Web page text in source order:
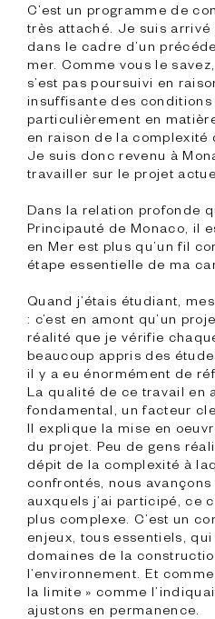
C’est un programme de
très attaché. Je suis arrivé
dans le cadre d’un
mer. Comme vous le
s’est pas poursuivi en
insuffisante des
particulièrement en
en raison de la complexité
Je suis donc revenu à
travailler sur le projet
Dans la relation profonde
Principauté de Monaco, il
en Mer est plus qu’un fil
étape essentielle de ma
Quand j’étais étudiant,
: c’est en amont qu’un
réalité que je vérifie
beaucoup appris des
il y a eu énormément de
La qualité de ce travail en
fondamental, un facteur
Il explique la mise en
du projet. Peu de gens
dépit de la complexité à
confrontés, nous
auxquels j’ai participé, ce
plus complexe. C’est un
enjeux, tous essentiels,
domaines de la
l’environnement. Et
la limite » comme
ajustons en permanence.